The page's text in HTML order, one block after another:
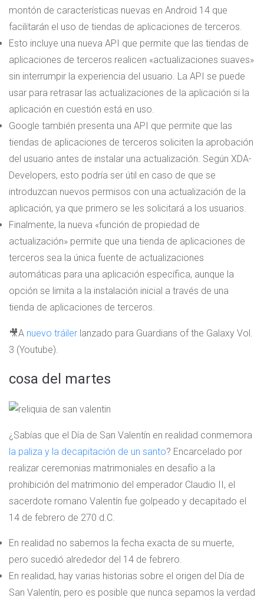
montón de características nuevas en Android 14 que
facilitarán el uso de tiendas de aplicaciones de terceros.
Esto incluye una nueva API que permite que las tiendas de
aplicaciones de terceros realicen «actualizaciones suaves»
sin interrumpir la experiencia del usuario. La API se puede
usar para retrasar las actualizaciones de la aplicación si la
aplicación en cuestión está en uso.
Google también presenta una API que permite que las
tiendas de aplicaciones de terceros soliciten la aprobación
del usuario antes de instalar una actualización. Según XDA-
Developers, esto podría ser útil en caso de que se
introduzcan nuevos permisos con una actualización de la
aplicación, ya que primero se les solicitará a los usuarios.
Finalmente, la nueva «función de propiedad de
actualización» permite que una tienda de aplicaciones de
terceros sea la única fuente de actualizaciones
automáticas para una aplicación específica, aunque la
opción se limita a la instalación inicial a través de una
tienda de aplicaciones de terceros.
🎥A nuevo tráiler lanzado para Guardians of the Galaxy Vol.
3 (Youtube).
cosa del martes
¿Sabías que el Día de San Valentín en realidad conmemora
la paliza y la decapitación de un santo? Encarcelado por
realizar ceremonias matrimoniales en desafío a la
prohibición del matrimonio del emperador Claudio II, el
sacerdote romano Valentín fue golpeado y decapitado el
14 de febrero de 270 d.C.
En realidad no sabemos la fecha exacta de su muerte,
pero sucedió alrededor del 14 de febrero.
En realidad, hay varias historias sobre el origen del Día de
San Valentín, pero es posible que nunca sepamos la verdad